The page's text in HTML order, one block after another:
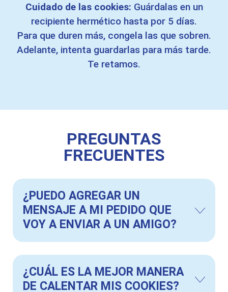
Cuidado de las cookies: Guárdalas en un
recipiente hermético hasta por 5 días.
Para que duren más, congela las que sobren.
Adelante, intenta guardarlas para más tarde.
Te retamos.
PREGUNTAS
FRECUENTES
¿PUEDO AGREGAR UN
MENSAJE A MI PEDIDO QUE
VOY A ENVIAR A UN AMIGO?
¿CUÁL ES LA MEJOR MANERA
DE CALENTAR MIS COOKIES?